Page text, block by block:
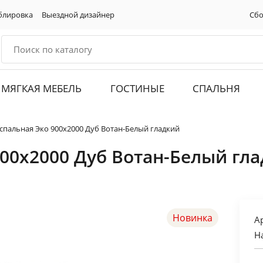
Выездной дизайнер
МЯГКАЯ МЕБЕЛЬ ГОСТИНЫЕ СПАЛЬНЯ
Эко 900х2000 Дуб Вотан-Белый гладкий
Дуб Вотан-Белый
Новинка